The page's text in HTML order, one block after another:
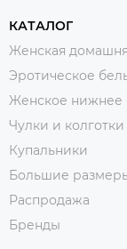
КАТАЛОГ
Женская
Эротическое
Женское нижнее
Чулки и колготки
Купальники
Большие
Распродажа
Бренды